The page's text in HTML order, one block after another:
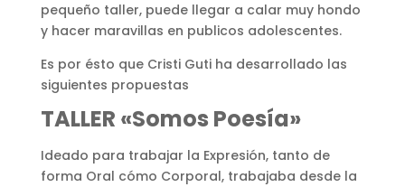
pequeño taller, puede llegar a calar muy hondo
y hacer maravillas en publicos adolescentes.
Es por ésto que Cristi Guti ha desarrollado las
siguientes propuestas
TALLER «Somos Poesía»
Ideado para trabajar la Expresión, tanto de
forma Oral cómo Corporal, trabajaba desde la